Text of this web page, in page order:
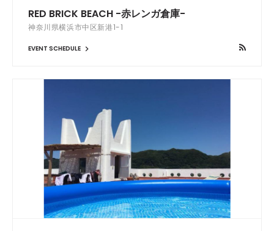
RED BRICK BEACH -赤レンガ倉庫-
神奈川県横浜市中区新港1-1
EVENT SCHEDULE